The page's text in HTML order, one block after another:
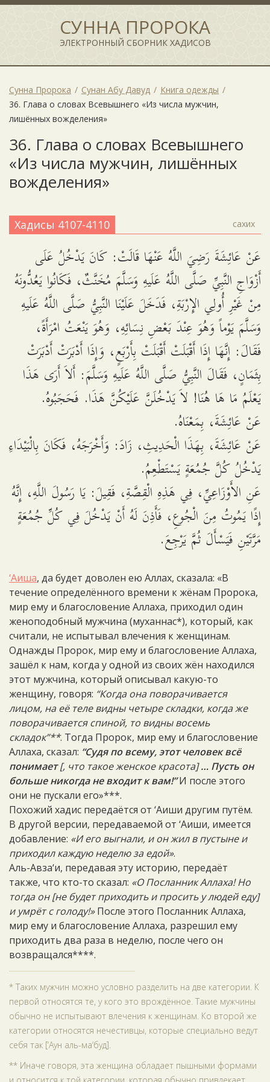
СУННА ПРОРОКА
ЭЛЕКТРОННЫЙ СБОРНИК ХАДИСОВ
Сунна Пророка Сунан Абу Давуд
Книга одежды
36. Глава о словах Всевышнего «Из числа мужчин,
лишённых вожделения»
36. Глава о словах Всевышнего
«Из числа мужчин, лишённых
вожделения»
Хадисы 4107-4110 сахих
عَنْ عَائِشَةَ رَضِيَ اللَّهُ عَنْهَا قَالَتْ: كَانَ يَدْخُلُ عَلَى
أَزْوَاجِ النَّبِيِّ صَلَّى اللَّهُ عَلَيهِ وَسَلَّمَ مُخَنَّثٌ، فَكَانُوا يَعُدُّونَهُ
مِنْ غَيْرِ أُولِي الإِرْبَةِ، فَدَخَلَ عَلَيْنَا النَّبِيُّ صَلَّى اللَّهُ عَلَيهِ
وَسَلَّمَ يَوْماً وَهُوَ عِنْدَ بَعْضِ نِسَائِهِ، وَهُوَ يَنْعَتُ امْرَأَةً،
فَقَالَ: إِنَّهَا إِذَا أَقْبَلَتْ أَقْبَلَتْ بِأَرْبَعٍ، وَإِذَا أَدْبَرَتْ أَدْبَرَتْ
بِثَمَانٍ، فَقَالَ النَّبِيُّ صَلَّى اللَّهُ عَلَيهِ وَسَلَّمَ: أَلاَ أَرَى هَذَا
يَعْلَمُ مَا هَا هُنَا! لاَ يَدْخُلَنَّ عَلَيْكُنَّ هَذَا. فَحَجَبُوهُ.
عَنْ عَائِشَةَ، بِمَعْنَاهُ.
عَنْ عَائِشَةَ، بِهَذَا الْحَدِيثِ، زَادَ: وَأَخْرَجَهُ، فَكَانَ بِالْبَيْدَاءِ
يَدْخُلُ كُلَّ جُمُعَةٍ يَسْتَطْعِمُ.
عَنِ الأَوْزَاعِيِّ، فِي هَذِهِ الْقِصَّةِ، فَقِيلَ: يَا رَسُولَ اللَّهِ، إِنَّهُ
إِذًا يَمُوتُ مِنَ الْجُوعِ، فَأَذِنَ لَهُ أَنْ يَدْخُلَ فِي كُلِّ جُمُعَةٍ
مَرَّتَيْنِ فَيَسْأَلَ ثُمَّ يَرْجِعَ.
‘Аиша, да будет доволен ею Аллах, сказала: «В
течение определённого времени к жёнам Пророка,
мир ему и благословение Аллаха, приходил один
женоподобный мужчина (муханнас*), который, как
считали, не испытывал влечения к женщинам.
Однажды Пророк, мир ему и благословение Аллаха,
зашёл к нам, когда у одной из своих жён находился
этот мужчина, который описывал какую-то
женщину, говоря: “Когда она поворачивается
лицом, на её теле видны четыре складки, когда же
поворачивается спиной, то видны восемь
складок”**. Тогда Пророк, мир ему и благословение
Аллаха, сказал: “Судя по всему, этот человек всё
понимает[, что такое женское красота]… Пусть он
больше никогда не входит к вам!”И после этого
они не пускали его»***.
Похожий хадис передаётся от ‘Аиши другим путём.
В другой версии, передаваемой от ‘Аиши, имеется
добавление: «И его выгнали, и он жил в пустыне и
приходил каждую неделю за едой».
Аль-Авза‘и, передавая эту историю, передаёт
также, что кто-то сказал: «О Посланник Аллаха! Но
тогда он [не будет приходить и просить у людей еду]
и умрёт с голоду!»После этого Посланник Аллаха,
мир ему и благословение Аллаха, разрешил ему
приходить два раза в неделю, после чего он
возвращался****.
* Таких мужчин можно условно разделить на две категории. К
первой относятся те, у кого это врождённое. Такие мужчины
обычно не испытывают влечения к женщинам. Ко второй же
категории относятся нечестивцы, которые специально ведут
себя так [‘Аун аль-ма‘буд].
** Иначе говоря, эта женщина обладает пышными формами